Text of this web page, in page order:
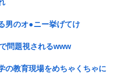
男のオ●ニー挙げてけ
問題視されるwww
の教育現場をめちゃくちゃに